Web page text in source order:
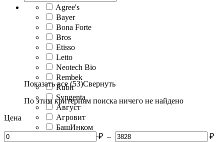
Agree's
Bayer
Bona Forte
Bros
Etisso
Letto
Neotech Bio
Rembek
Rubit
Syngenta
Август
Агровит
БашИнком
Биоабсолют
Показать все (53)Свернуть
По этим критериям поиска ничего не найдено
Цена
₽ – ₽